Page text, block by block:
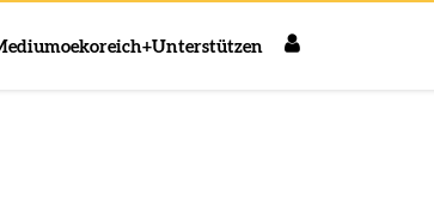
oekoreich+Unterstützen